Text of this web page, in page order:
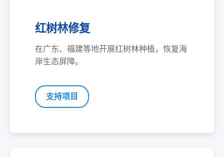
红树林修复
在广东、福建等地开展红树林种植，恢复海
岸生态屏障。
支持项目